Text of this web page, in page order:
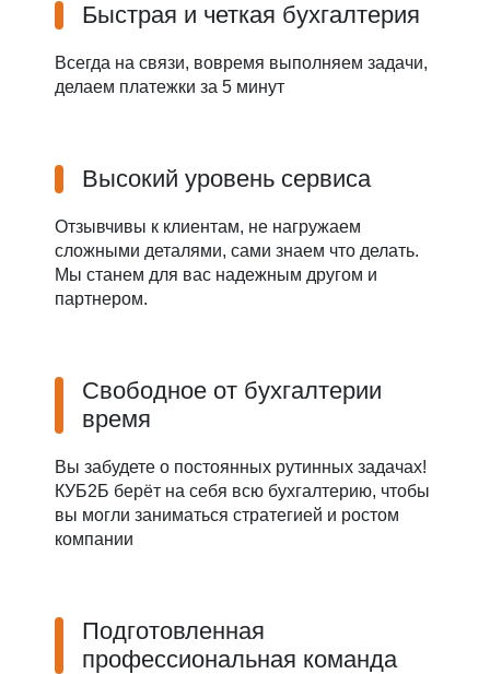
Быстрая и четкая бухгалтерия
Всегда на связи, вовремя выполняем задачи,
делаем платежки за 5 минут
Высокий уровень сервиса
Отзывчивы к клиентам, не нагружаем
сложными деталями, сами знаем что делать.
Мы станем для вас надежным другом и
партнером.
Свободное от бухгалтерии
время
Вы забудете о постоянных рутинных задачах!
КУБ2Б берёт на себя всю бухгалтерию, чтобы
вы могли заниматься стратегией и ростом
компании
Подготовленная
профессиональная команда